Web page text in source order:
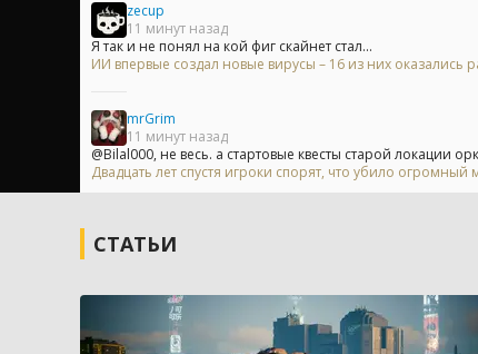
zecup
11 минут назад
Я так и не понял на кой фиг скайнет стал...
ИИ впервые создал новые вирусы – 16 из них оказались
mrGrim
11 минут назад
@Bilal000, не весь. а стартовые квесты старой локации
Двадцать лет спустя игроки спорят, что убило
СТАТЬИ